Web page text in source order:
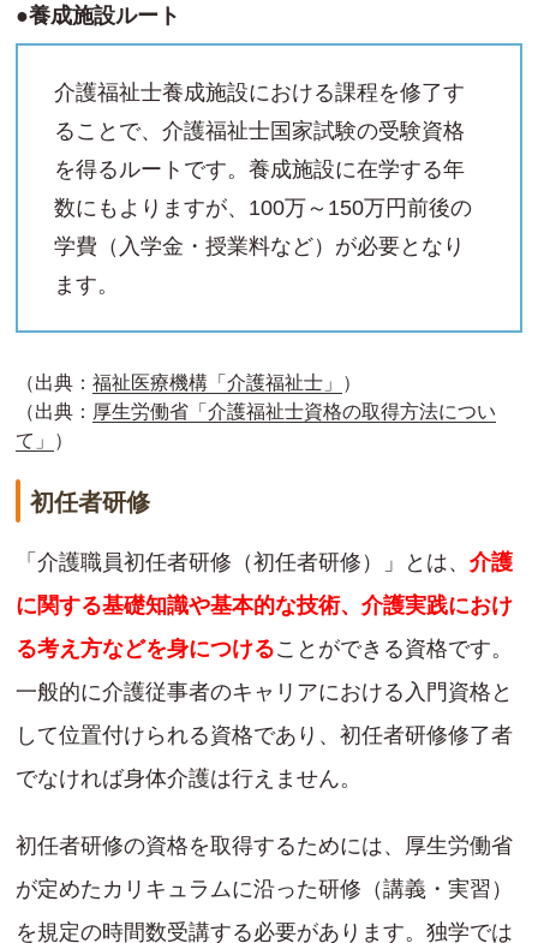
●養成施設ルート
介護福祉士養成施設における課程を修了す
ることで、介護福祉士国家試験の受験資格
を得るルートです。養成施設に在学する年
数にもよりますが、100万～150万円前後の
学費（入学金・授業料など）が必要となり
ます。
（出典： 福祉医療機構「介護福祉士」
）
（出典： 厚生労働省「介護福祉士資格の取得方法につい
て」
）
初任者研修
「介護職員初任者研修（初任者研修）」とは、 介護
に関する基礎知識や基本的な技術、介護実践におけ
る考え方などを身につけることができる資格です。
一般的に介護従事者のキャリアにおける入門資格と
して位置付けられる資格であり、初任者研修修了者
でなければ身体介護は行えません。
初任者研修の資格を取得するためには、厚生労働省
が定めたカリキュラムに沿った研修（講義・実習）
を規定の時間数受講する必要があります。独学では